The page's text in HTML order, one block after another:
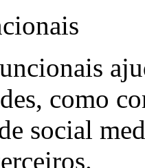
como
social